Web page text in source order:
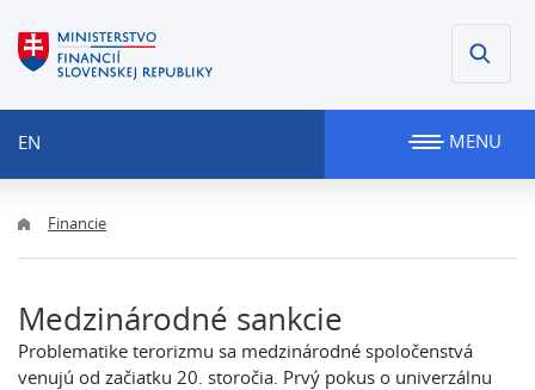
EN MENU
Financie
Medzinárodné sankcie
Problematike terorizmu sa medzinárodné spoločenstvá
venujú od začiatku 20. storočia. Prvý pokus o univerzálnu